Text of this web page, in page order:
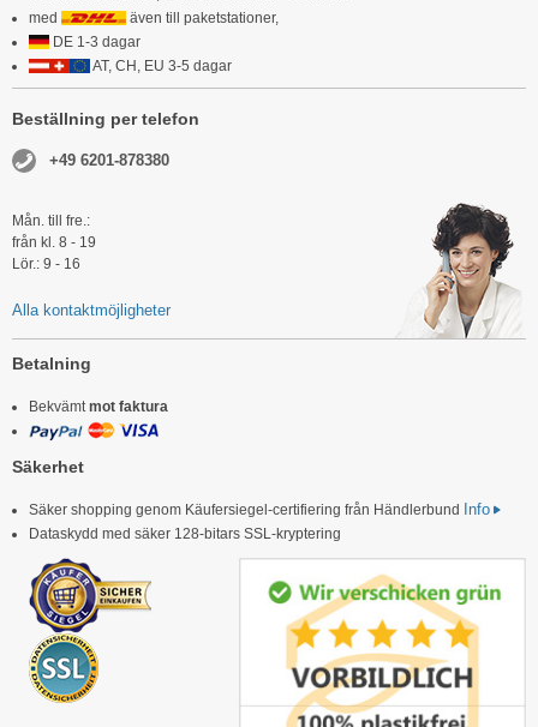
med
även till paketstationer,
DE 1-3 dagar
AT, CH, EU 3-5 dagar
Beställning per telefon
+49 6201-878380
Mån. till fre.:
från kl. 8 - 19
Lör.: 9 - 16
Alla kontaktmöjligheter
Betalning
Bekvämt mot faktura
Säkerhet
Säker shopping genom Käufersiegel-certifiering från Händlerbund Info
Dataskydd med säker 128-bitars SSL-kryptering